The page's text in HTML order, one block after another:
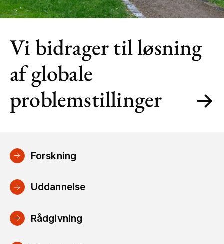
Vi bidrager til løsning
af globale
problemstillinger
Forskning
Uddannelse
Rådgivning